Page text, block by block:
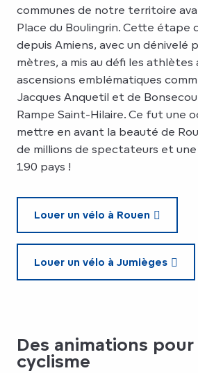
communes de notre territoire
Place du Boulingrin. Cette étape
depuis Amiens, avec un dénivelé
mètres, a mis au défi les athlètes
ascensions emblématiques
Jacques Anquetil et de
Rampe Saint-Hilaire. Ce fut une
mettre en avant la beauté de
de millions de spectateurs et
190 pays !
Louer un vélo à Rouen
Louer un vélo à Jumièges
Des animations
cyclisme